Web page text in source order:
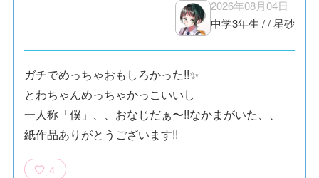
2026年08月04日
中学3年生 //星砂
ガチでめっちゃおもしろかった!!✨️
とわちゃんめっちゃかっこいいし
一人称「僕」、、おなじだぁ〜!!なかまがいた、、
紙作品ありがとうございます!!
4